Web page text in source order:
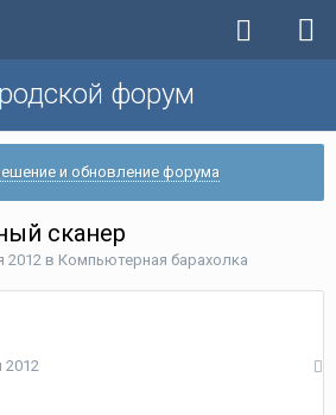
форум
и обновление форума
сканер
2012 в Компьютерная барахолка
2012